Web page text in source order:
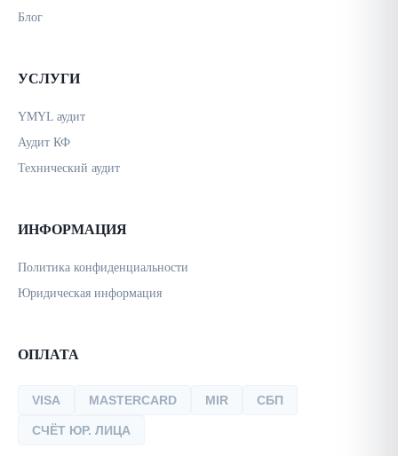
Блог
УСЛУГИ
YMYL аудит
Аудит КФ
Технический аудит
ИНФОРМАЦИЯ
Политика конфиденциальности
Юридическая информация
ОПЛАТА
VISA MASTERCARD MIR СБП
СЧЁТ ЮР. ЛИЦА